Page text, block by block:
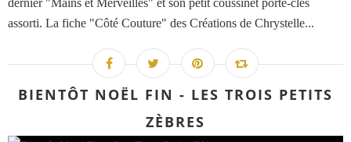
dernier "Mains et Merveilles" et son petit coussinet porte-clés
assorti. La fiche "Côté Couture" des Créations de Chrystelle...
BIENTÔT NOËL FIN - LES TROIS PETITS
ZÈBRES